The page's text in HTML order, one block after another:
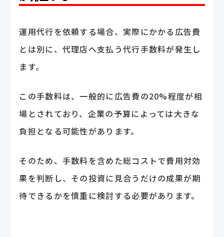
運用代行を依頼する場合、実際にかかる広告費
とは別に、代理店へ支払う代行手数料が発生し
ます。
この手数料は、一般的に広告費の20%程度が相
場とされており、企業の予算によっては大きな
負担となる可能性があります。
そのため、手数料を含めた総コストで費用対効
果を判断し、その投資に見合うだけの成果が期
待できるかを慎重に検討する必要があります。